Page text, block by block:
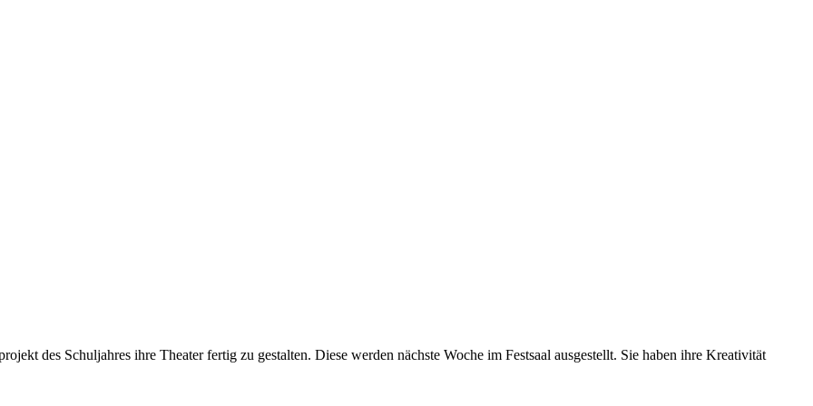
des Schuljahres ihre Theater fertig zu gestalten. Diese werden nächste Woche im Festsaal ausgestellt. Sie haben ihre Kreativität